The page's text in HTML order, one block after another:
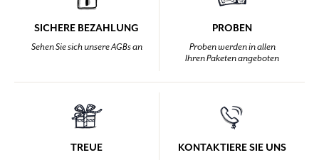
SICHERE BEZAHLUNG
Sehen Sie sich unsere AGBs an
PROBEN
Proben werden in allen
Ihren Paketen angeboten
TREUE KONTAKTIERE SIE UNS